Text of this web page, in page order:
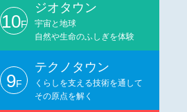
10F
ジオタウン
宇宙と地球
自然や生命のふしぎを体験
9F
テクノタウン
くらしを支える技術を通して
その原点を解く